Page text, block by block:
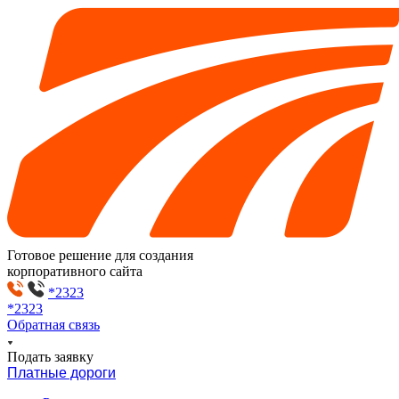
Готовое решение для создания
корпоративного сайта
*2323
*2323
Обратная связь
Подать заявку
Платные дороги